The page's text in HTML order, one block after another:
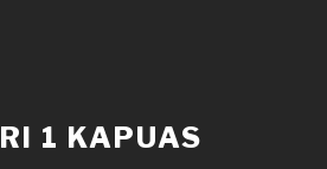
1 KAPUAS